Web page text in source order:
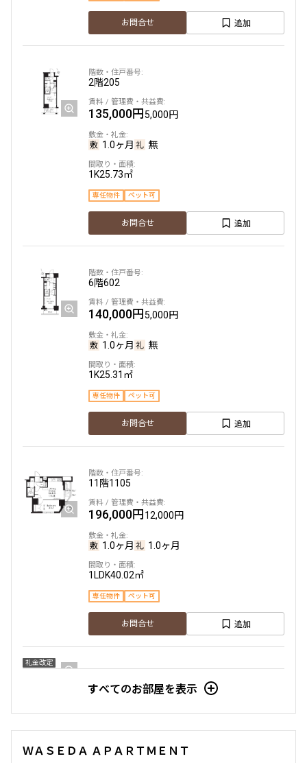
お問合せ 追加
2階205
135,000円5,000円
1.0ヶ月 無
1K25.73㎡
専任物件 ペット可
お問合せ 追加
6階602
140,000円5,000円
1.0ヶ月 無
1K25.31㎡
専任物件 ペット可
お問合せ 追加
11階1105
196,000円12,000円
1.0ヶ月 1.0ヶ月
1LDK40.02㎡
専任物件 ペット可
お問合せ 追加
礼金改定
12階 1205
1.0ヶ月 無
すべてのお部屋を表示
ＷＡＳＥＤＡ ＡＰＡＲＴＭＥＮＴ